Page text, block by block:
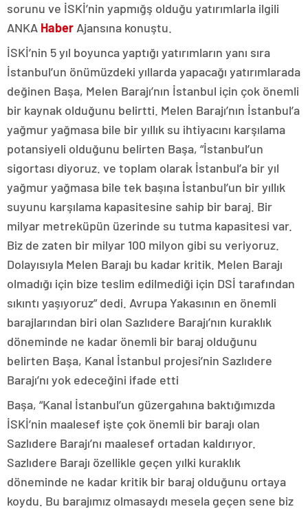
sorunu ve İSKİ’nin yapmığş olduğu yatırımlarla ilgili
ANKA Haber Ajansına konuştu.
İSKİ’nin 5 yıl boyunca yaptığı yatırımların yanı sıra
İstanbul’un önümüzdeki yıllarda yapacağı yatırımlarada
değinen Başa, Melen Barajı’nın İstanbul için çok önemli
bir kaynak olduğunu belirtti. Melen Barajı’nın İstanbul’a
yağmur yağmasa bile bir yıllık su ihtiyacını karşılama
potansiyeli olduğunu belirten Başa, “İstanbul’un
sigortası diyoruz. ve toplam olarak İstanbul’a bir yıl
yağmur yağmasa bile tek başına İstanbul’un bir yıllık
suyunu karşılama kapasitesine sahip bir baraj. Bir
milyar metreküpün üzerinde su tutma kapasitesi var.
Biz de zaten bir milyar 100 milyon gibi su veriyoruz.
Dolayısıyla Melen Barajı bu kadar kritik. Melen Barajı
olmadığı için bize teslim edilmediği için DSİ tarafından
sıkıntı yaşıyoruz” dedi. Avrupa Yakasının en önemli
barajlarından biri olan Sazlıdere Barajı’nın kuraklık
döneminde ne kadar önemli bir baraj olduğunu
belirten Başa, Kanal İstanbul projesi’nin Sazlıdere
Barajı’nı yok edeceğini ifade etti
Başa, “Kanal İstanbul’un güzergahına baktığımızda
İSKİ’nin maalesef işte çok önemli bir barajı olan
Sazlıdere Barajı’nı maalesef ortadan kaldırıyor.
Sazlıdere Barajı özellikle geçen yılki kuraklık
döneminde ne kadar kritik bir baraj olduğunu ortaya
koydu. Bu barajımız olmasaydı mesela geçen sene biz